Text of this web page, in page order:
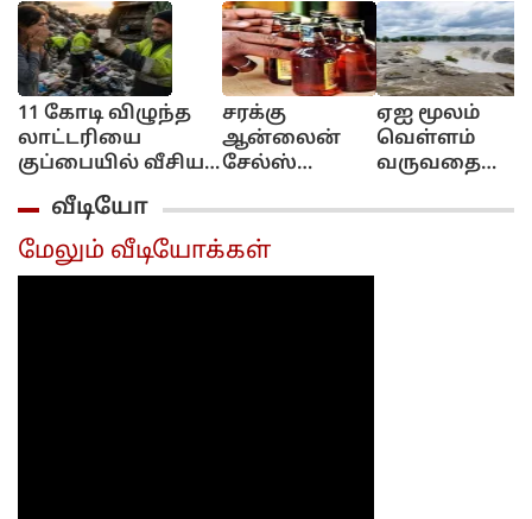
11 கோடி விழுந்த
லாட்டரியை
குப்பையில் வீசிய
பெண்!..
அவசரப்பட்டீங்களே
ஆண்ட்டி!...
சரக்கு
ஆன்லைன்
சேல்ஸ்
புக்கிங்
மட்டும்தான்!..
அமைச்சர்
ஏஐ மூலம்
வெள்ளம்
வருவதை
வீடியோ
மேலும் வீடியோக்கள்